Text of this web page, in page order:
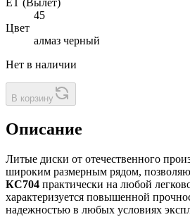
ET (Вылет)
45
Цвет
алмаз черный
Нет в наличии
В корзину
Описание
Литые диски от отечественного
широким размерным рядом,
КС704 практически на любой
характеризуется повышенной
надежностью в любых условиях